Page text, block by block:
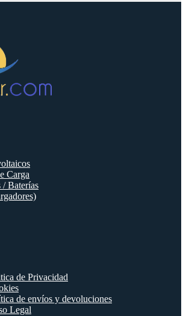
Carga
/ Baterías
de Privacidad
de envíos y devoluciones
Legal